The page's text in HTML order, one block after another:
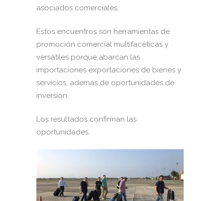
asociados comerciales.
Estos encuentros son herramientas de
promoción comercial multifacéticas y
versátiles porque abarcan las
importaciones exportaciones de bienes y
servicios, además de oportunidades de
inversión.
Los resultados confirman las
oportunidades.